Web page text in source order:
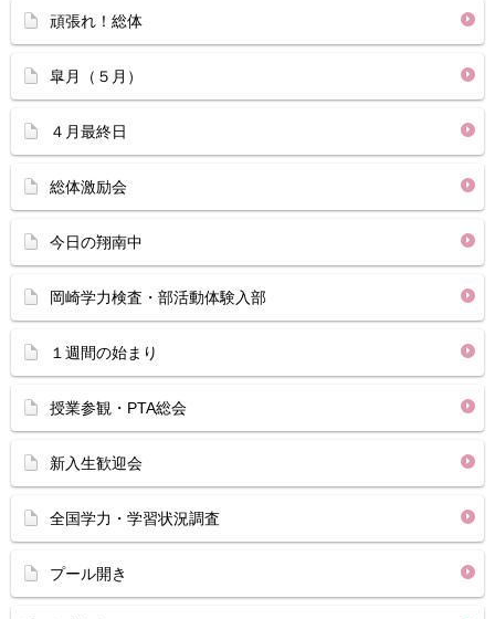
頑張れ！総体
皐月（５月）
４月最終日
総体激励会
今日の翔南中
岡崎学力検査・部活動体験入部
１週間の始まり
授業参観・PTA総会
新入生歓迎会
全国学力・学習状況調査
プール開き